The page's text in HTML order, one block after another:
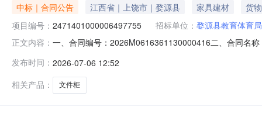
中标｜合同公告 江西省｜上饶市｜婺源县 家具建材
货物
项目编号： 2471401000006497755 招标单位： 婺源县教育体育局
正文内容： 一、合同编号：2026M0616361130000416二、合同名
路联系方式：13755332661六、合同主要信息主要标的
发布时间： 2026-07-06 12:52
相关产品：
文件柜